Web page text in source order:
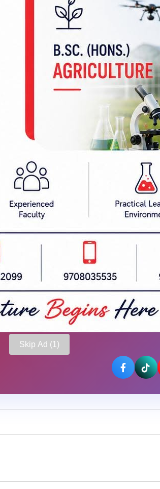
Skip Ad
कर्जा उलपब्ध गराउन र
डलर बराबरको सहुलियतपूर्ण
बसेको मन्त्रिपरिषद् बैठकले गरेको छ।
डीएपी मल खरिद गर्न कृषि
सिंहदरबार परिसरको परिमार्जित